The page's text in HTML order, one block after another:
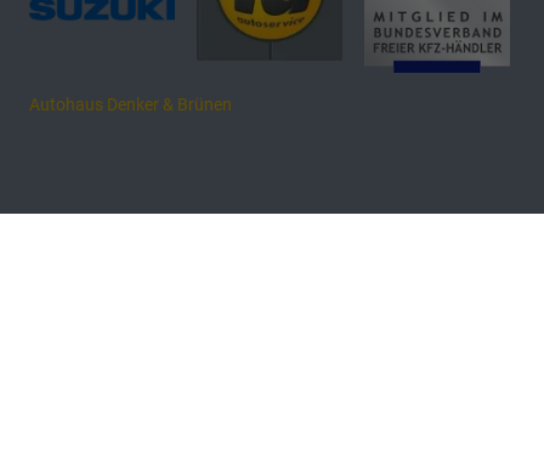
Autohaus Denker & Brünen